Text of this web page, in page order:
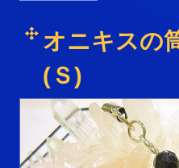
オニキス
(Ｓ)